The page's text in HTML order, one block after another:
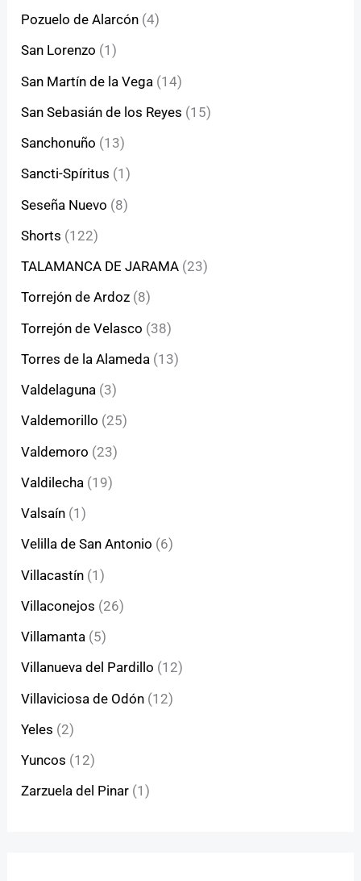
Pozuelo de Alarcón (4)
San Lorenzo (1)
San Martín de la Vega (14)
San Sebasián de los Reyes (15)
Sanchonuño (13)
Sancti-Spíritus (1)
Seseña Nuevo (8)
Shorts (122)
TALAMANCA DE JARAMA (23)
Torrejón de Ardoz (8)
Torrejón de Velasco (38)
Torres de la Alameda (13)
Valdelaguna (3)
Valdemorillo (25)
Valdemoro (23)
Valdilecha (19)
Valsaín (1)
Velilla de San Antonio (6)
Villacastín (1)
Villaconejos (26)
Villamanta (5)
Villanueva del Pardillo (12)
Villaviciosa de Odón (12)
Yeles (2)
Yuncos (12)
Zarzuela del Pinar (1)